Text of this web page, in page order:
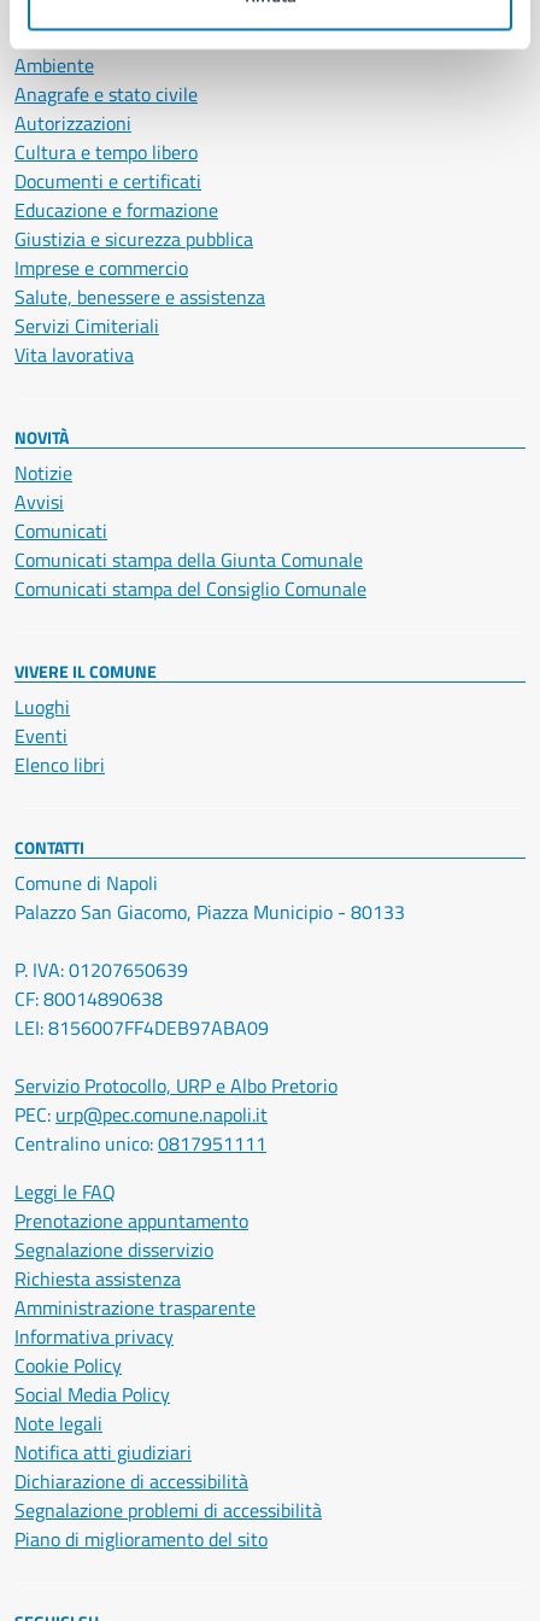
CATEGORIE DI SERVIZIO
Ambiente
Anagrafe e stato civile
Autorizzazioni
Cultura e tempo libero
Documenti e certificati
Educazione e formazione
Giustizia e sicurezza pubblica
Imprese e commercio
Salute, benessere e assistenza
Servizi Cimiteriali
Vita lavorativa
NOVITÀ
Notizie
Avvisi
Comunicati
Comunicati stampa della Giunta Comunale
Comunicati stampa del Consiglio Comunale
VIVERE IL COMUNE
Luoghi
Eventi
Elenco libri
CONTATTI
Comune di Napoli
Palazzo San Giacomo, Piazza Municipio - 80133
P. IVA: 01207650639
CF: 80014890638
LEI: 8156007FF4DEB97ABA09
Servizio Protocollo, URP e Albo Pretorio
PEC: urp@pec.comune.napoli.it
Centralino unico:0817951111
Leggi le FAQ
Prenotazione appuntamento
Segnalazione disservizio
Richiesta assistenza
Amministrazione trasparente
Informativa privacy
Cookie Policy
Social Media Policy
Note legali
Notifica atti giudiziari
Dichiarazione di accessibilità
Segnalazione problemi di accessibilità
Piano di miglioramento del sito